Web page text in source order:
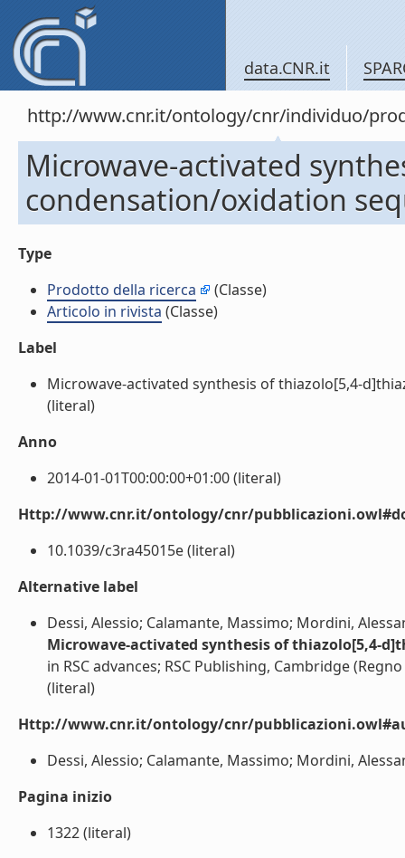
data.CNR.it
http://www.cnr.it/ontology/cnr/individuo/
Microwave-activated
condensation/oxidation
Type
Prodotto della ricerca
(Classe)
Articolo in rivista (Classe)
Label
Microwave-activated synthesis of thiazolo[5,4-
(literal)
Anno
2014-01-01T00:00:00+01:00 (literal)
Http://www.cnr.it/ontology/cnr/
10.1039/c3ra45015e (literal)
Alternative label
Dessi, Alessio; Calamante, Massimo; Mordini,
Microwave-activated synthesis of thiazolo[5,4-
in RSC advances; RSC Publishing, Cambridge
(literal)
Http://www.cnr.it/ontology/cnr/
Dessi, Alessio; Calamante, Massimo; Mordini,
Pagina inizio
1322 (literal)